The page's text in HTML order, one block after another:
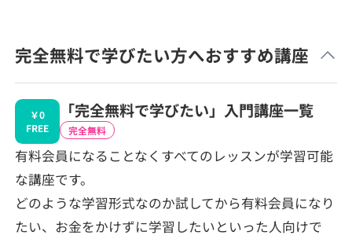
完全無料で学びたい方へおすすめ講座
￥0
FREE
「完全無料で学びたい」入門講座一覧
完全無料
有料会員になることなくすべてのレッスンが学習可能
な講座です。
どのような学習形式なのか試してから有料会員になり
たい、お金をかけずに学習したいといった人向けで